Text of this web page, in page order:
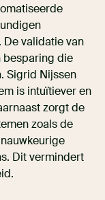
validatie van
besparing die
Sigrid Nijssen
is intuïtiever en
zorgt de
zoals de
Dit vermindert